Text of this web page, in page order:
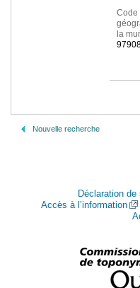
Code
la
Nouvelle recherche
Déclaration
Accès à l’information